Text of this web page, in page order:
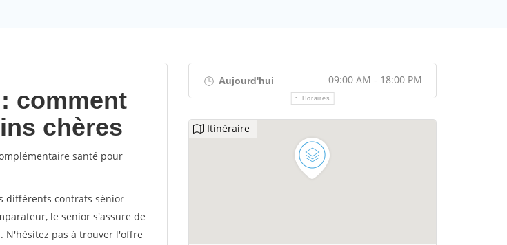
comment
chères
santé pour
différents contrats sénior
le senior s'assure de
N'hésitez pas à trouver l'offre
Aujourd'hui 09:00 AM - 18:00 PM
Horaires
Itinéraire